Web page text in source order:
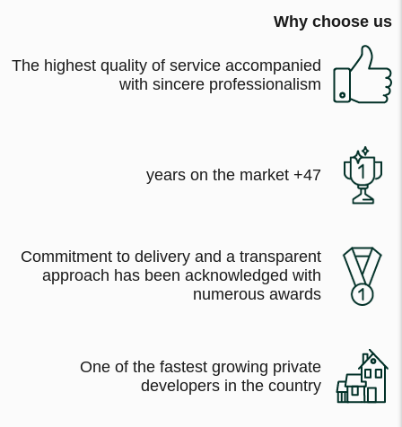
Why choose us
The highest quality of service accompanied
with sincere professionalism
47+ years on the market
Commitment to delivery and a transparent
approach has been acknowledged with
numerous awards
One of the fastest growing private
developers in the country